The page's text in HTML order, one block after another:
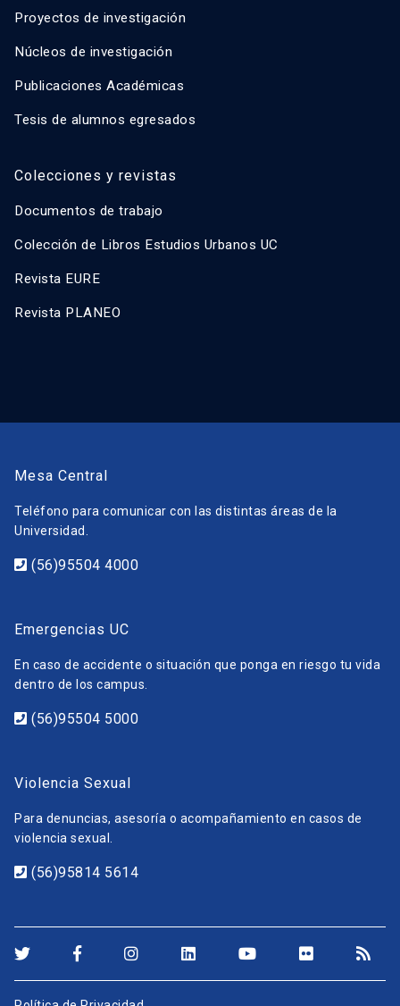
Proyectos de investigación
Núcleos de investigación
Publicaciones Académicas
Tesis de alumnos egresados
Colecciones y revistas
Documentos de trabajo
Colección de Libros Estudios Urbanos UC
Revista EURE
Revista PLANEO
Mesa Central
Teléfono para comunicar con las distintas áreas de la
Universidad.
(56)95504 4000
Emergencias UC
En caso de accidente o situación que ponga en riesgo tu vida
dentro de los campus.
(56)95504 5000
Violencia Sexual
Para denuncias, asesoría o acompañamiento en casos de
violencia sexual.
(56)95814 5614